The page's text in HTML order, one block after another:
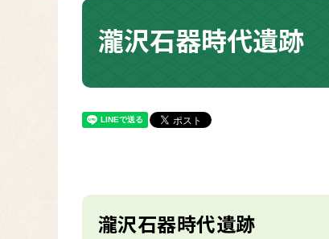
瀧沢石器時代遺跡
瀧沢石器時代遺跡